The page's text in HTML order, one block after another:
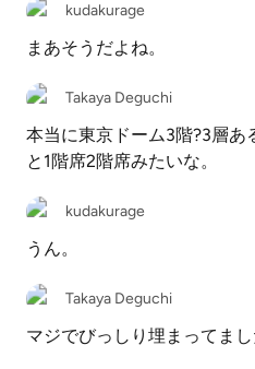
kudakurage
まあそうだよね。
Takaya Deguchi
本当に東京ドーム3階?3層あ
と1階席2階席みたいな。
kudakurage
うん。
Takaya Deguchi
マジでびっしり埋まってまし